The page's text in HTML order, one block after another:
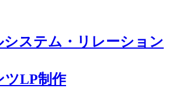
システム・リレーション
ツLP制作